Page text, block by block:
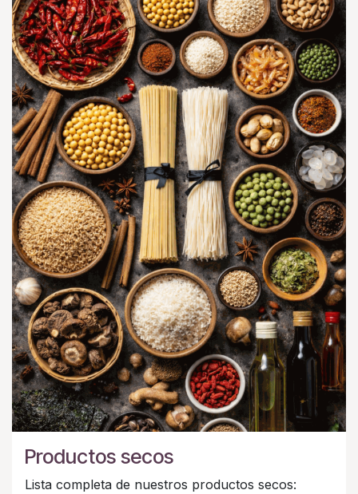
Productos secos
Lista completa de nuestros productos secos: